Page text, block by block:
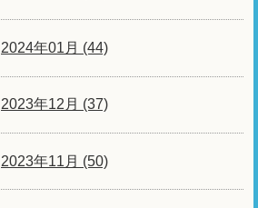
2024年01月 (44)
2023年12月 (37)
2023年11月 (50)